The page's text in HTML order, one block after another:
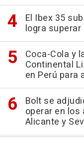
El Ibex 35
logra
Coca-Cola y
Continental
en Perú para
Bolt se
operar en los
Alicante y